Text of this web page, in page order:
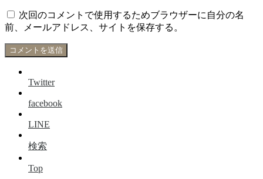
次回のコメントで使用するためブラウザーに自分の名
前、メールアドレス、サイトを保存する。
Twitter
facebook
LINE
検索
Top